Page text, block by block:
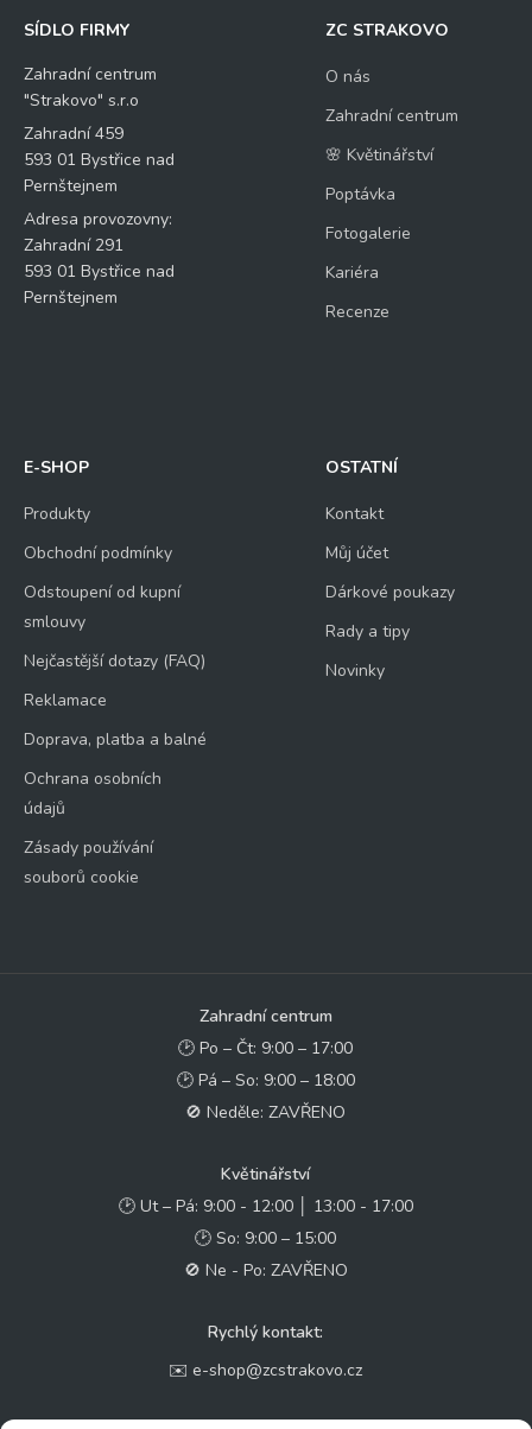
SÍDLO FIRMY
Zahradní centrum
"Strakovo" s.r.o
Zahradní 459
593 01 Bystřice nad
Pernštejnem
Adresa provozovny:
Zahradní 291
593 01 Bystřice nad
Pernštejnem
ZC STRAKOVO
O nás
Zahradní centrum
🌸 Květinářství
Poptávka
Fotogalerie
Kariéra
Recenze
E-SHOP
Produkty
Obchodní podmínky
Odstoupení od kupní
smlouvy
Nejčastější dotazy (FAQ)
Reklamace
Doprava, platba a balné
Ochrana osobních
údajů
Zásady používání
souborů cookie
OSTATNÍ
Kontakt
Můj účet
Dárkové poukazy
Rady a tipy
Novinky
Zahradní centrum
🕑 Po – Čt: 9:00 – 17:00
🕑 Pá – So: 9:00 – 18:00
🚫 Neděle: ZAVŘENO
Květinářství
🕑 Ut – Pá: 9:00 - 12:00 │ 13:00 - 17:00
🕑 So: 9:00 – 15:00
🚫 Ne - Po: ZAVŘENO
Rychlý kontakt:
✉️ e-shop@zcstrakovo.cz